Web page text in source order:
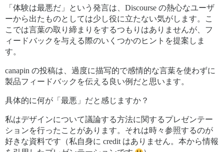
「体験は最悪だ」という発言は、Discourse の熱心なユーザ
ーから出たものとしては少し役に立たない気がします。こ
こでは言葉の取り締まりをするつもりはありませんが、フ
ィードバックを与える際のいくつかのヒントを提案しま
す。
canapin の投稿は、過度に描写的で感情的な言葉を使わずに
製品フィードバックを伝える良い例だと思います。
具体的に何が「最悪」だと感じますか？
私はデザインについて議論する方法に関するプレゼンテー
ションを行ったことがあります。それは時々参照するのが
好きな資料です（私自身に credit はありません。本から情報